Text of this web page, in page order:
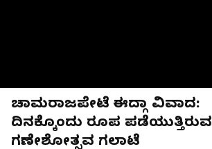
ಚಾಮರಾಜಪೇಟೆ ಈದ್ಗಾ ವಿವಾದ:
ದಿನಕ್ಕೊಂದು ರೂಪ ಪಡೆಯುತ್ತಿರುವ
ಗಣೇಶೋತ್ಸವ ಗಲಾಟೆ